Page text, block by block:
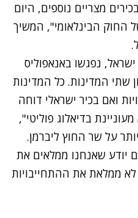
מצריים נוספים, היום
החוק הבינלאומי", המשיך
כולל ישראל, נפגשו באנאפוליס
שתי המדינות. כל המדינות
ואם בכיר ישראלי דוחה
בדיאלוג פוליטי",
על שר החוץ ליברמן.
יודע שאנחנו ממלאים את
לא ממלאת את ההתחייבויות